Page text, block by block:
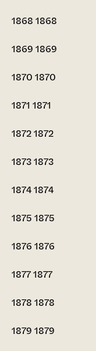
1868 1868
1869 1869
1870 1870
1871 1871
18721872
18731873
18741874
1875 1875
1876 1876
18771877
1878 1878
1879 1879